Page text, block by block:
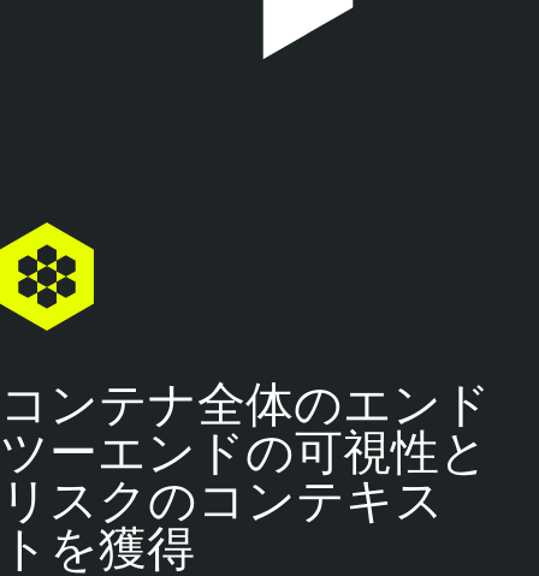
コンテナ全体のエンド
ツーエンドの可視性と
リスクのコンテキス
トを獲得